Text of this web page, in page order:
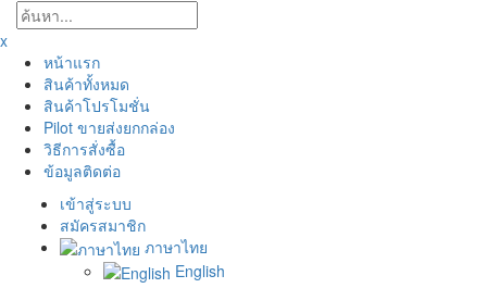
x
หน้าแรก
สินค้าทั้งหมด
สินค้าโปรโมชั่น
Pilot ขายส่งยกกล่อง
วิธีการสั่งซื้อ
ข้อมูลติดต่อ
เข้าสู่ระบบ
สมัครสมาชิก
ภาษาไทย
English